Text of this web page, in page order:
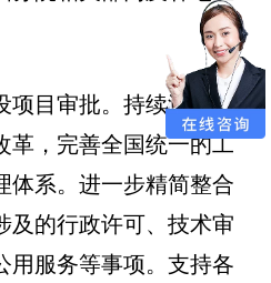
项目审批。持续深化工
革，完善全国统一的工
体系。进一步精简整合
及的行政许可、技术审
用服务等事项。支持各